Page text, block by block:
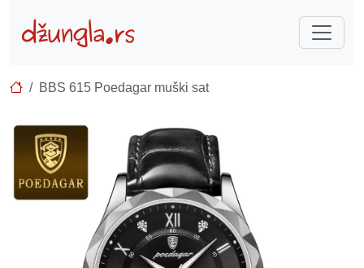
BBS 615 Poedagar muški sat